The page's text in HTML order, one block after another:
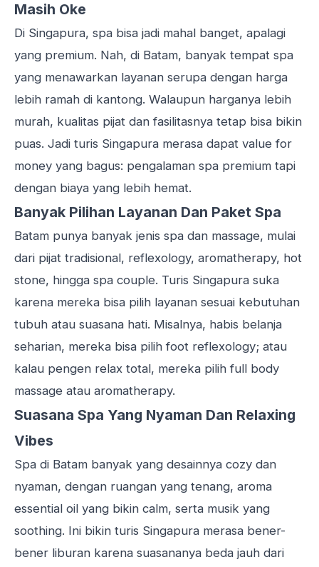
Masih Oke
Di Singapura, spa bisa jadi mahal banget, apalagi
yang premium. Nah, di Batam, banyak tempat spa
yang menawarkan layanan serupa dengan harga
lebih ramah di kantong. Walaupun harganya lebih
murah, kualitas pijat dan fasilitasnya tetap bisa bikin
puas. Jadi turis Singapura merasa dapat value for
money yang bagus: pengalaman spa premium tapi
dengan biaya yang lebih hemat.
Banyak Pilihan Layanan Dan Paket Spa
Batam punya banyak jenis spa dan massage, mulai
dari pijat tradisional, reflexology, aromatherapy, hot
stone, hingga spa couple. Turis Singapura suka
karena mereka bisa pilih layanan sesuai kebutuhan
tubuh atau suasana hati. Misalnya, habis belanja
seharian, mereka bisa pilih foot reflexology; atau
kalau pengen relax total, mereka pilih full body
massage atau aromatherapy.
Suasana Spa Yang Nyaman Dan Relaxing
Vibes
Spa di Batam banyak yang desainnya cozy dan
nyaman, dengan ruangan yang tenang, aroma
essential oil yang bikin calm, serta musik yang
soothing. Ini bikin turis Singapura merasa bener-
bener liburan karena suasananya beda jauh dari